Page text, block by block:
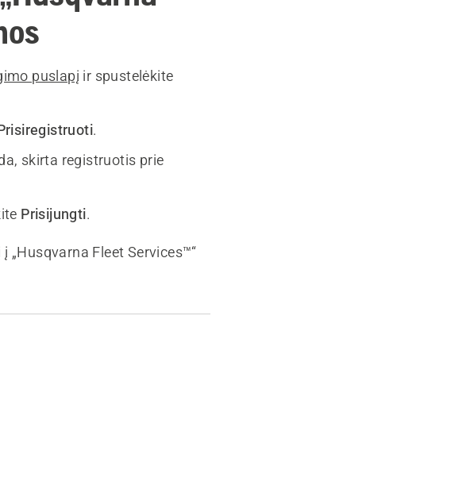
puslapį ir spustelėkite
.
skirta registruotis prie
Prisijungti.
Fleet Services™“